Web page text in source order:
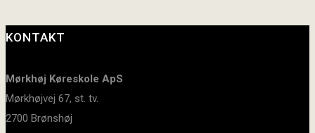
KONTAKT
Mørkhøj Køreskole ApS
Mørkhøjvej 67, st. tv.
2700 Brønshøj